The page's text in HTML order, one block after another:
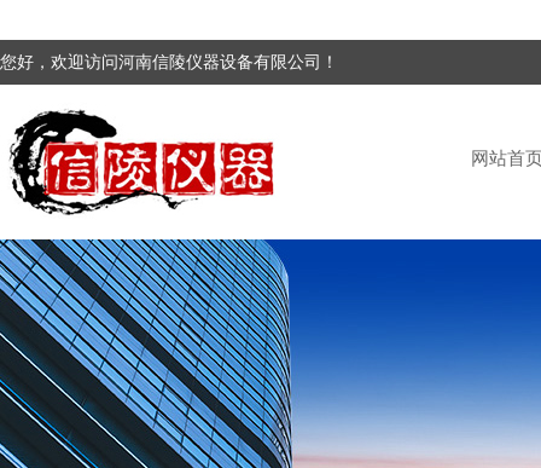
您好，欢迎访问河南信陵仪器设备有限公司！
网站首